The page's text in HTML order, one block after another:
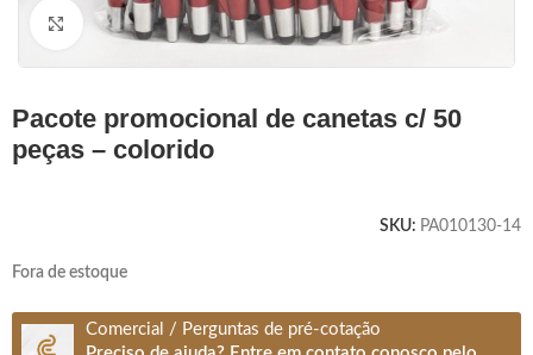
Clique para ampliar
pacote promocional de canetas c/ 50
peças – colorido
SKU: PA010130-14
Fora de estoque
Comercial / Perguntas de pré-cotação